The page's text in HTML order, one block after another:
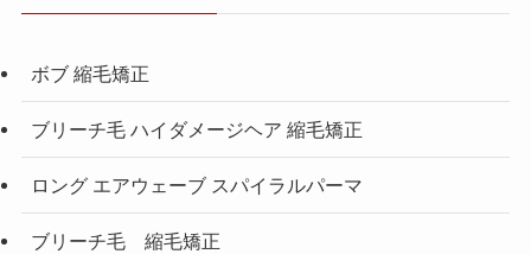
ボブ 縮毛矯正
ブリーチ毛 ハイダメージヘア 縮毛矯正
ロング エアウェーブ スパイラルパーマ
ブリーチ毛 縮毛矯正